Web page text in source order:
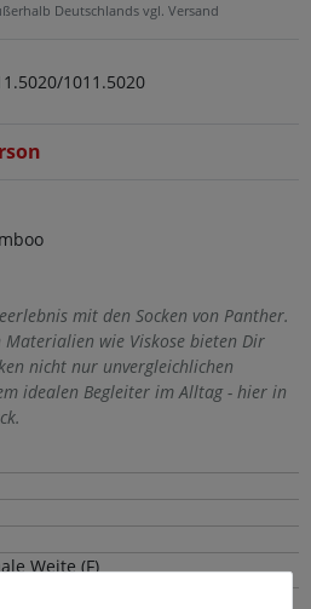
Deutschlands vgl. Versand
1011.5020
mit den Socken von Panther.
wie Viskose bieten Dir
nicht nur unvergleichlichen
idealen Begleiter im Alltag - hier in
Weite (F)